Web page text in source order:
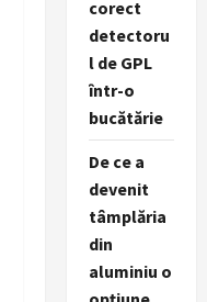
corect
detectoru
l de GPL
într-o
bucătărie
De ce a
devenit
tâmplăria
din
aluminiu o